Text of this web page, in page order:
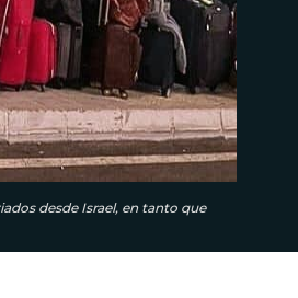
desde Israel, en tanto que